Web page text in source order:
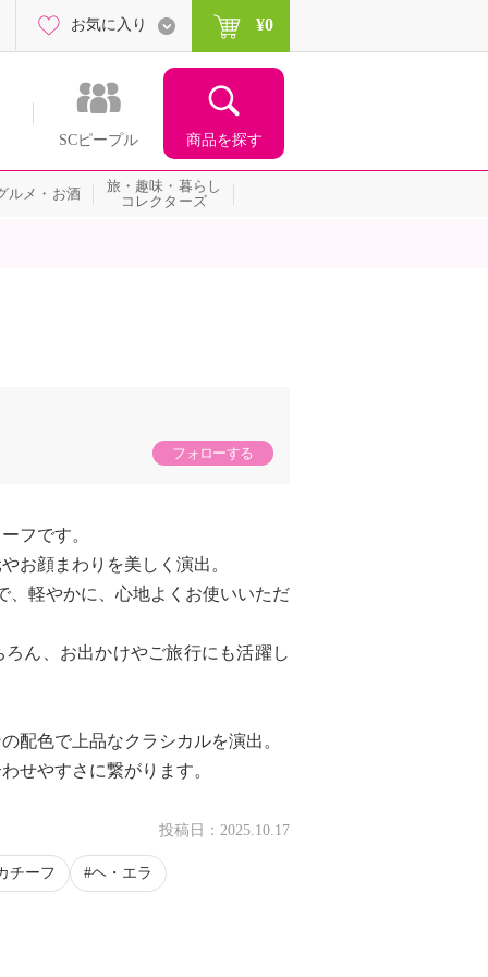
SCピープル 商品を探す
お気に入り ¥0
ルメ・お酒
旅・趣味・暮らし
コレクターズ
フォローする
フです。
お顔まわりを美しく演出。
、軽やかに、心地よくお使いいただ
ん、お出かけやご旅行にも活躍し
配色で上品なクラシカルを演出。
せやすさに繋がります。
投稿日： 2025.10.17
チーフ ヘ・エラ